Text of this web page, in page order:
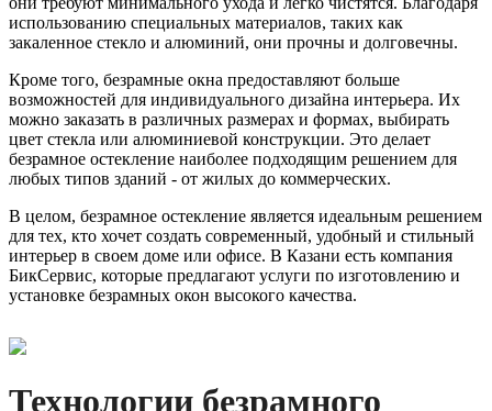
использованию специальных материалов, таких как
закаленное стекло и алюминий, они прочны и долговечны.
Кроме того, безрамные окна предоставляют больше
возможностей для индивидуального дизайна интерьера. Их
можно заказать в различных размерах и формах, выбирать
цвет стекла или алюминиевой конструкции. Это делает
безрамное остекление наиболее подходящим решением для
любых типов зданий - от жилых до коммерческих.
В целом, безрамное остекление является идеальным решением
для тех, кто хочет создать современный, удобный и стильный
интерьер в своем доме или офисе. В Казани есть компания
БикСервис, которые предлагают услуги по изготовлению и
установке безрамных окон высокого качества.
Технологии безрамного